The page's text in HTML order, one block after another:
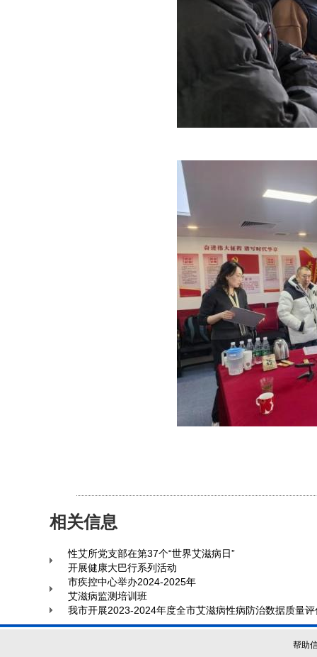
相关信息
性艾所党支部在第37个“世界艾滋病日”
开展健康大巴行系列活动
市疾控中心举办2024-2025年
艾滋病监测培训班
我市开展2023-2024年度全市艾滋病性病防治数据质量
帮助